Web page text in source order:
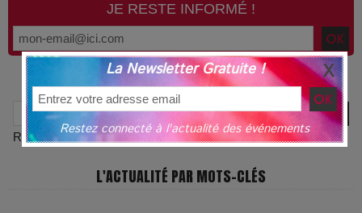
JE RESTE INFORMÉ !
RECHERCHE PAR MOTS-CLÉS
Recherche avancée
L'ACTUALITÉ PAR MOTS-CLÉS
La Newsletter Gratuite !
Restez connecté à l'actualité des événements